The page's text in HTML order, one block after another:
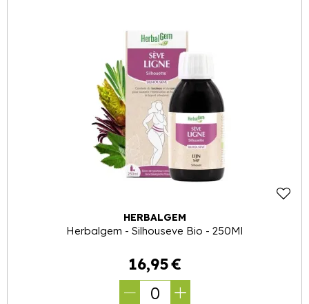
HERBALGEM
Herbalgem - Silhouseve Bio - 250Ml
16,95€
0